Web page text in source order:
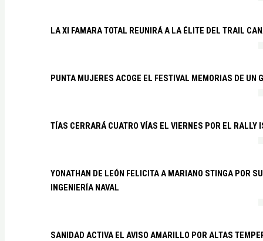
LA XI FAMARA TOTAL REUNIRÁ A LA ÉLITE DEL TRAIL
PUNTA MUJERES ACOGE EL FESTIVAL MEMORIAS DE UN
TÍAS CERRARÁ CUATRO VÍAS EL VIERNES POR EL RALLY
YONATHAN DE LEÓN FELICITA A MARIANO STINGA POR
INGENIERÍA NAVAL
SANIDAD ACTIVA EL AVISO AMARILLO POR ALTAS